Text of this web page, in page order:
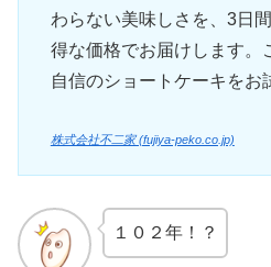
わらない美味しさを、3日
得な価格でお届けします。
自信のショートケーキをお
株式会社不二家 (fujiya-peko.co.jp)
１０２年！？